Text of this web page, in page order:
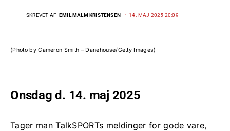
SKREVET AF EMIL MALM KRISTENSEN 14. MAJ 2025 20:09
(Photo by Cameron Smith – Danehouse/Getty Images)
Onsdag d. 14. maj 2025
Tager manTalkSPORTs meldinger for gode vare,